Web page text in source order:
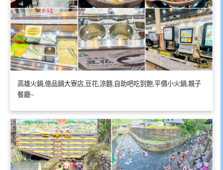
高雄火鍋,億品鍋大寮店,豆花,涼麵,自助吧吃到飽,平價小火鍋,親子
餐廳~